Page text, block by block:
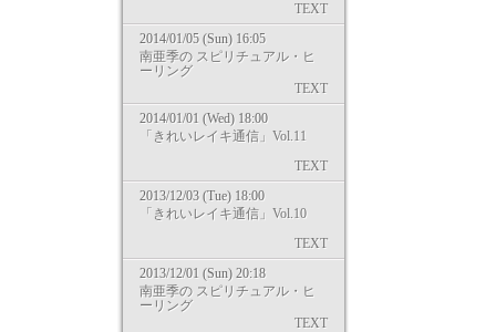
TEXT
2014/01/05 (Sun) 16:05
南亜季の スピリチュアル・ヒ
ーリング
TEXT
2014/01/01 (Wed) 18:00
「きれいレイキ通信」Vol.11
TEXT
2013/12/03 (Tue) 18:00
「きれいレイキ通信」Vol.10
TEXT
2013/12/01 (Sun) 20:18
南亜季の スピリチュアル・ヒ
ーリング
TEXT